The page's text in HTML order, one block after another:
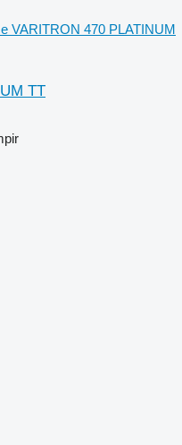
VARITRON 470 PLATINUM
TT